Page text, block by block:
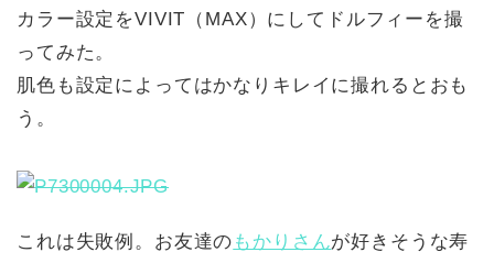
カラー設定をVIVIT（MAX）にしてドルフィーを撮
ってみた。
肌色も設定によってはかなりキレイに撮れるとおも
う。
これは失敗例。お友達の もかりさんが好きそうな寿